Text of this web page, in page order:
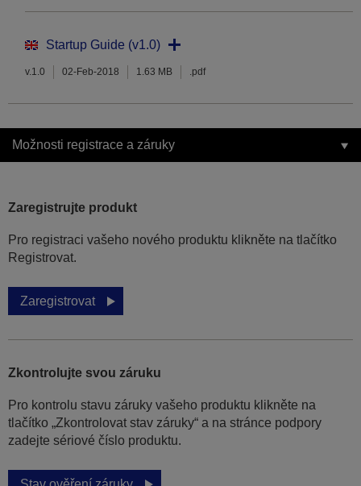
Startup Guide (v1.0)
v.1.0 02-Feb-2018 1.63 MB .pdf
Možnosti registrace a záruky
Zaregistrujte produkt
Pro registraci vašeho nového produktu klikněte na tlačítko
Registrovat.
Zaregistrovat
Zkontrolujte svou záruku
Pro kontrolu stavu záruky vašeho produktu klikněte na
tlačítko „Zkontrolovat stav záruky“ a na stránce podpory
zadejte sériové číslo produktu.